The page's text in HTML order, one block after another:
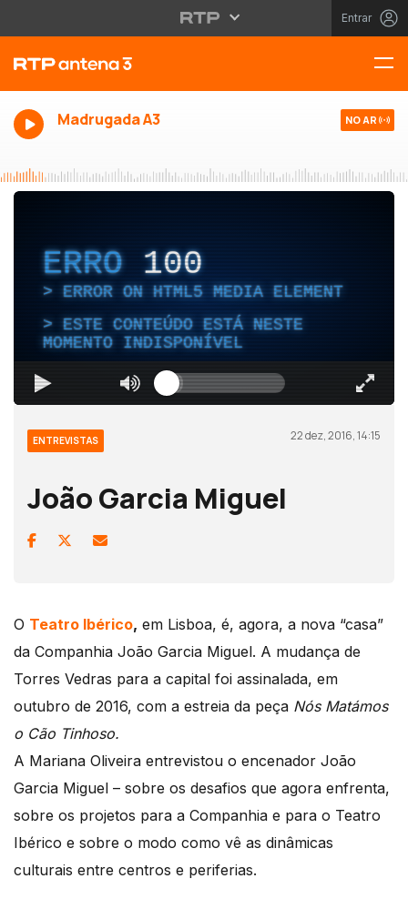
Entrar
Madrugada A3 NO AR
ERRO 100
ERROR ON HTML5 MEDIA ELEMENT
ESTE CONTEÚDO ESTÁ NESTE
MOMENTO INDISPONÍVEL
ENTREVISTAS 22 dez, 2016, 14:15
João Garcia Miguel
O Teatro Ibérico, em Lisboa, é, agora, a nova “casa”
da Companhia João Garcia Miguel. A mudança de
Torres Vedras para a capital foi assinalada, em
outubro de 2016, com a estreia da peça Nós Matámos
o Cão Tinhoso.
A Mariana Oliveira entrevistou o encenador João
Garcia Miguel – sobre os desafios que agora enfrenta,
sobre os projetos para a Companhia e para o Teatro
Ibérico e sobre o modo como vê as dinâmicas
culturais entre centros e periferias.